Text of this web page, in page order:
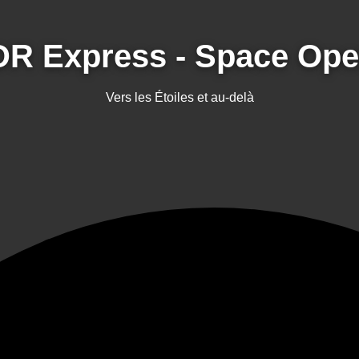
Express - Space
Vers les Étoiles et au-delà